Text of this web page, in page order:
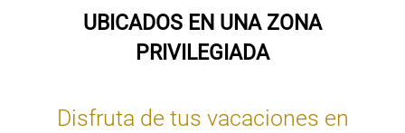
UBICADOS EN UNA ZONA
PRIVILEGIADA
Disfruta de tus vacaciones en